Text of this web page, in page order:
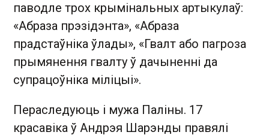
паводле трох крымінальных артыкулаў:
«Абраза прэзідэнта», «Абраза
прадстаўніка ўлады», «Гвалт або пагроза
прымянення гвалту ў дачыненні да
супрацоўніка міліцыі».
Пераследуюць і мужа Паліны. 17
красавіка ў Андрэя Шарэнды правялі